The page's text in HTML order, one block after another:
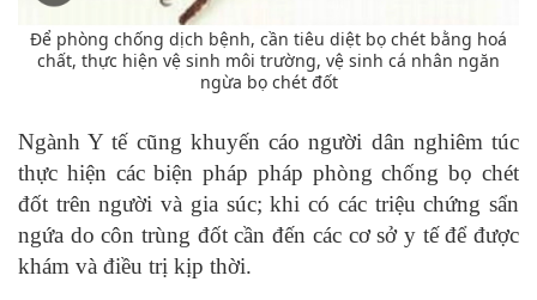
Để phòng chống dịch bệnh, cần tiêu diệt bọ chét bằng hoá
chất, thực hiện vệ sinh môi trường, vệ sinh cá nhân ngăn
ngừa bọ chét đốt
Ngành Y tế cũng khuyến cáo người dân nghiêm túc
thực hiện các biện pháp pháp phòng chống bọ chét
đốt trên người và gia súc; khi có các triệu chứng sẩn
ngứa do côn trùng đốt cần đến các cơ sở y tế để được
khám và điều trị kịp thời.